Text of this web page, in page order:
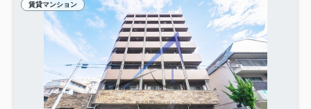
賃貸マンション